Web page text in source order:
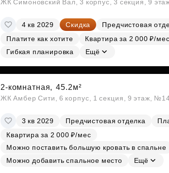
ЖК Симоновский Вал, 3 корпус, 3 секция, 9
4 кв 2029 Скидка
Предчистовая
Платите как хотите
Квартира за 2 000 ₽/мес
Гибкая планировка
Ещё
2-комнатная, 45.2м²
ЖК Амбер Сити, 6 корпус, 1 секция, 9 этаж,
3 кв 2029 Предчистовая отделка
Квартира за 2 000 ₽/мес
Можно поставить большую кровать в спальне
Можно добавить спальное место
Ещё